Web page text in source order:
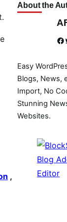
,
About the
Facebook Twitter
Easy
Blogs, News,
Import, No
Stunning
Websites.